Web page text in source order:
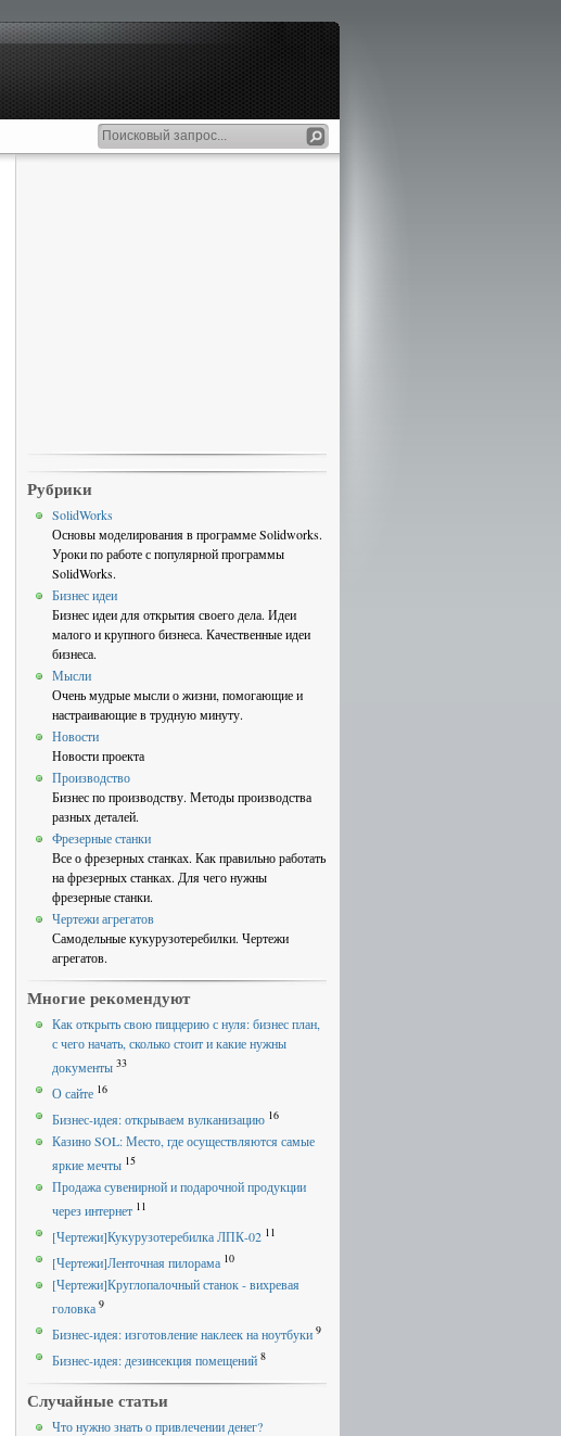
Рубрики
SolidWorks
Основы моделирования в программе Solidworks.
Уроки по работе с популярной программы
SolidWorks.
Бизнес идеи
Бизнес идеи для открытия своего дела. Идеи
малого и крупного бизнеса. Качественные идеи
бизнеса.
Мысли
Очень мудрые мысли о жизни, помогающие и
настраивающие в трудную минуту.
Новости
Новости проекта
Производство
Бизнес по производству. Методы производства
разных деталей.
Фрезерные станки
Все о фрезерных станках. Как правильно работать
на фрезерных станках. Для чего нужны
фрезерные станки.
Чертежи агрегатов
Самодельные кукурузотеребилки. Чертежи
агрегатов.
Многие рекомендуют
Как открыть свою пиццерию с нуля: бизнес план,
с чего начать, сколько стоит и какие нужны
документы 33
О сайте 16
Бизнес-идея: открываем вулканизацию 16
Казино SOL: Место, где осуществляются самые
яркие мечты 15
Продажа сувенирной и подарочной продукции
через интернет 11
[Чертежи]Кукурузотеребилка ЛПК-02 11
[Чертежи]Ленточная пилорама 10
[Чертежи]Круглопалочный станок - вихревая
головка 9
Бизнес-идея: изготовление наклеек на ноутбуки 9
Бизнес-идея: дезинсекция помещений 8
Случайные статьи
Что нужно знать о привлечении денег?